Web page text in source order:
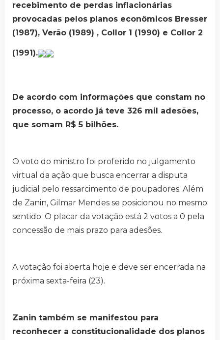
recebimento de perdas inflacionárias
provocadas pelos planos econômicos Bresser
(1987), Verão (1989) , Collor 1 (1990) e Collor 2
(1991).
De acordo com informações que constam no
processo, o acordo já teve 326 mil adesões,
que somam R$ 5 bilhões.
O voto do ministro foi proferido no julgamento
virtual da ação que busca encerrar a disputa
judicial pelo ressarcimento de poupadores. Além
de Zanin, Gilmar Mendes se posicionou no mesmo
sentido. O placar da votação está 2 votos a 0 pela
concessão de mais prazo para adesões.
A votação foi aberta hoje e deve ser encerrada na
próxima sexta-feira (23).
Zanin também se manifestou para
reconhecer a constitucionalidade dos planos